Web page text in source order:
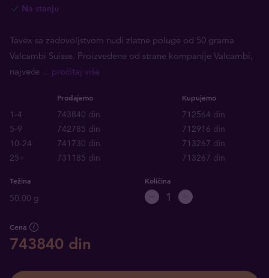
Na stanju
Tavex sa zadovoljstvom nudi zlatne poluge od 50 grama
Valcambi Suisse. Proizvedene od strane kompanije Valcambi,
najveće ... pročitaj više
Prodajemo Kupujemo
1-4 743840 din
712564 din
5-9
742785 din
712916 din
10-24
741730 din
713267 din
25+
731185 din 713267 din
Težina
50.00 g
Količina
Cena
743840 din